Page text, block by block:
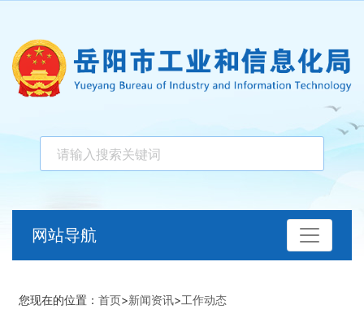
网站导航
您现在的位置： 首页>新闻资讯>工作动态